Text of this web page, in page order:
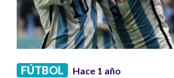
FÚTBOL Hace 1 año